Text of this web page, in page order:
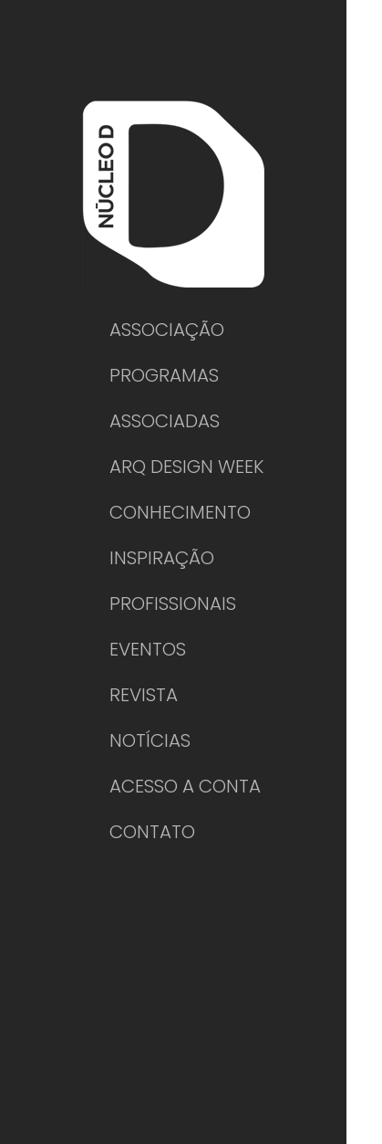
ASSOCIAÇÃO
PROGRAMAS
ASSOCIADAS
ARQ DESIGN WEEK
CONHECIMENTO
INSPIRAÇÃO
PROFISSIONAIS
EVENTOS
REVISTA
NOTÍCIAS
ACESSO A CONTA
CONTATO